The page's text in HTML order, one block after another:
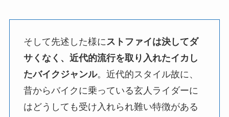
そして先述した様に ストファイは決してダ
サくなく、近代的流行を取り入れたイカし
たバイクジャンル。近代的スタイル故に、
昔からバイクに乗っている玄人ライダーに
はどうしても受け入れられ難い特徴がある